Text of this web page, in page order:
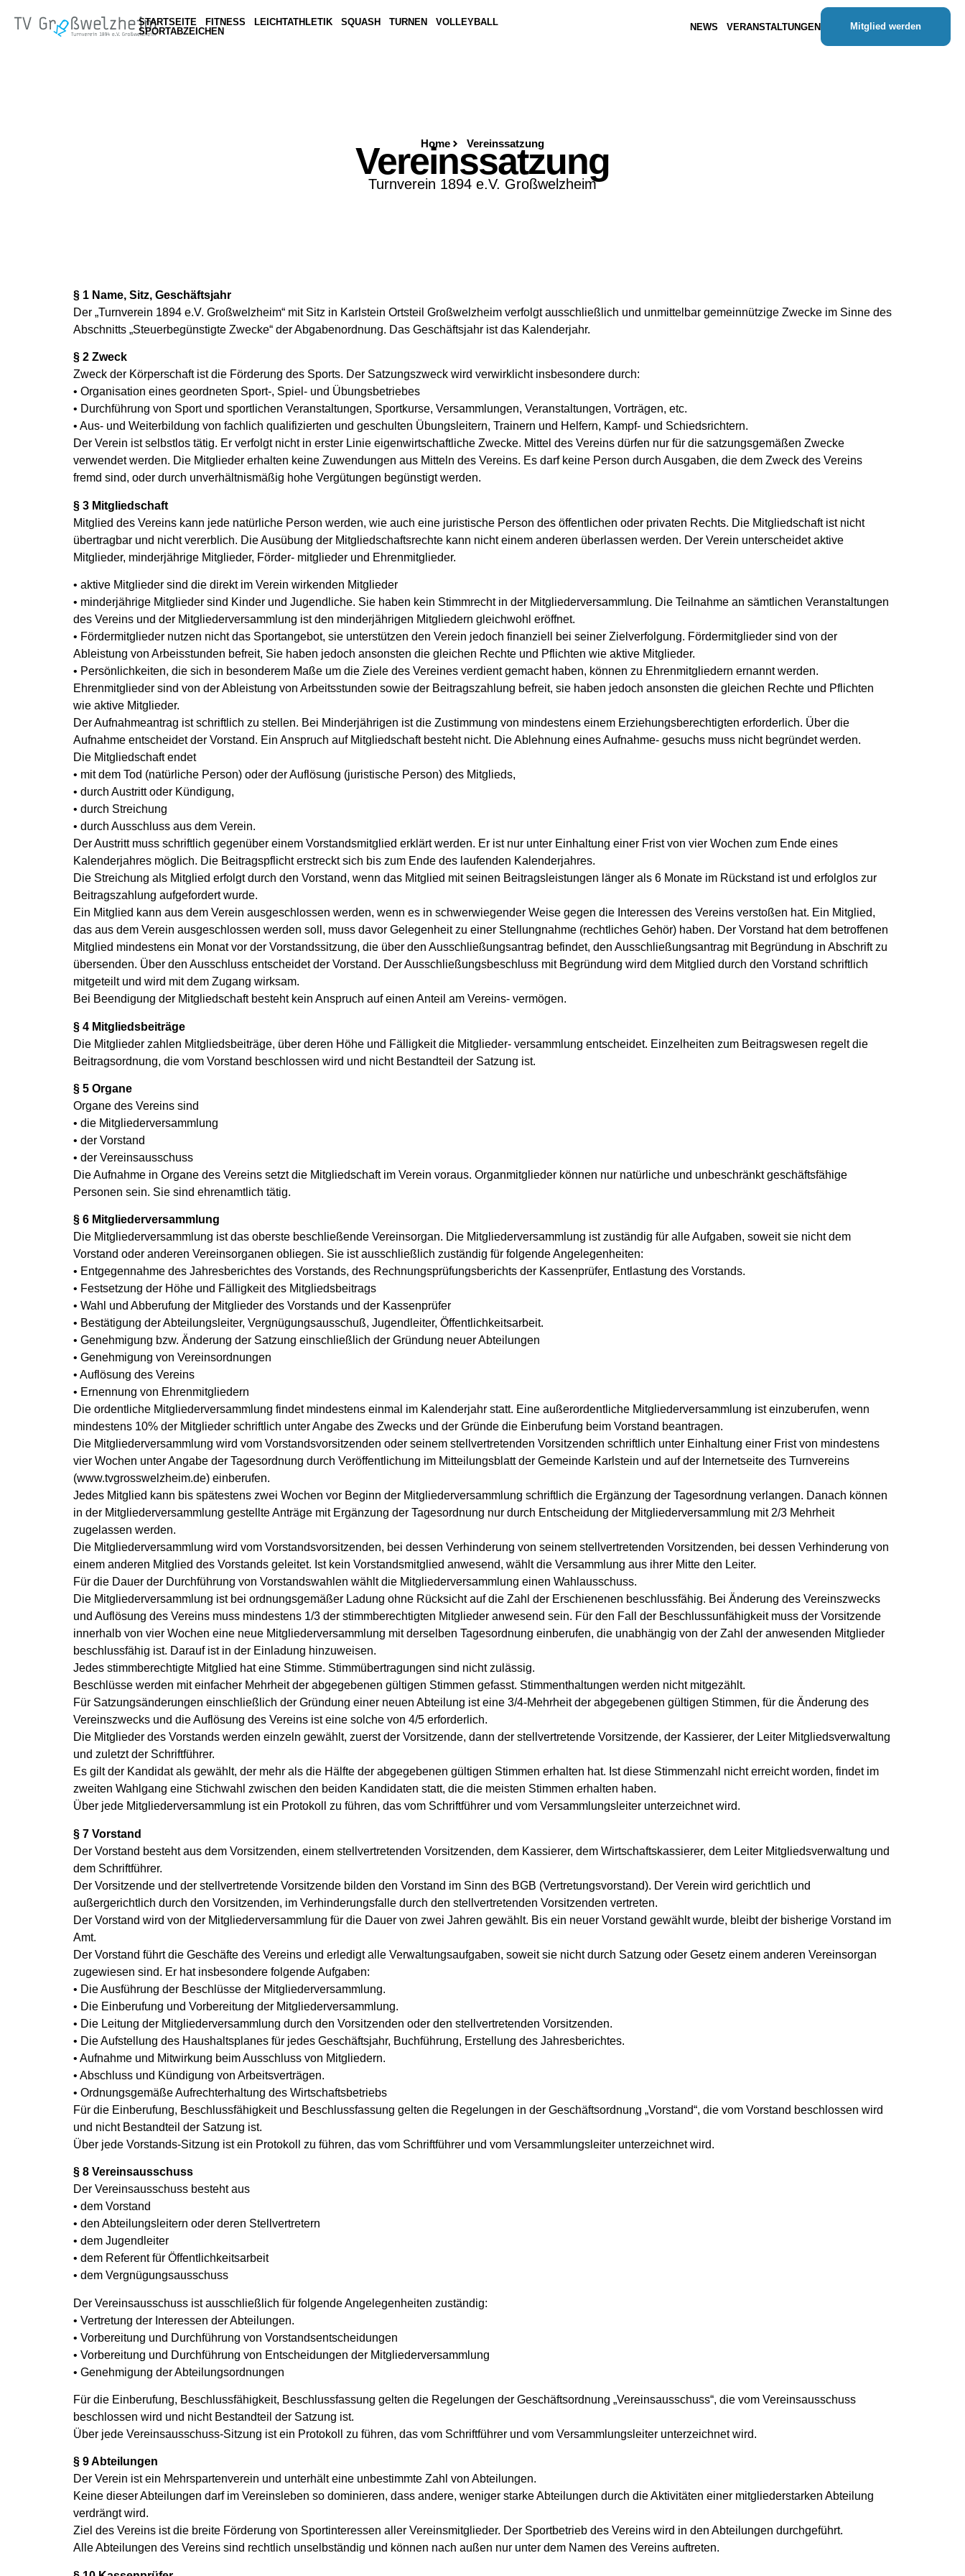
STARTSEITE FITNESS LEICHTATHLETIK SQUASH TURNEN
VOLLEYBALL
SPORTABZEICHEN
NEWS VERANSTALTUNGEN Mitglied werden
Home Vereinssatzung
Vereinssatzung
Turnverein 1894 e.V. Großwelzheim
§ 1 Name, Sitz, Geschäftsjahr
Der „Turnverein 1894 e.V. Großwelzheim“ mit Sitz in Karlstein Ortsteil Großwelzheim verfolgt ausschließlich und unmittelbar gemeinnützige Zwecke im Sinne des
Abschnitts „Steuerbegünstigte Zwecke“ der Abgabenordnung. Das Geschäftsjahr ist das Kalenderjahr.
§ 2 Zweck
Zweck der Körperschaft ist die Förderung des Sports. Der Satzungszweck wird verwirklicht insbesondere durch:
• Organisation eines geordneten Sport-, Spiel- und Übungsbetriebes
• Durchführung von Sport und sportlichen Veranstaltungen, Sportkurse, Versammlungen, Veranstaltungen, Vorträgen, etc.
• Aus- und Weiterbildung von fachlich qualifizierten und geschulten Übungsleitern, Trainern und Helfern, Kampf- und Schiedsrichtern.
Der Verein ist selbstlos tätig. Er verfolgt nicht in erster Linie eigenwirtschaftliche Zwecke. Mittel des Vereins dürfen nur für die satzungsgemäßen Zwecke
verwendet werden. Die Mitglieder erhalten keine Zuwendungen aus Mitteln des Vereins. Es darf keine Person durch Ausgaben, die dem Zweck des Vereins
fremd sind, oder durch unverhältnismäßig hohe Vergütungen begünstigt werden.
§ 3 Mitgliedschaft
Mitglied des Vereins kann jede natürliche Person werden, wie auch eine juristische Person des öffentlichen oder privaten Rechts. Die Mitgliedschaft ist nicht
übertragbar und nicht vererblich. Die Ausübung der Mitgliedschaftsrechte kann nicht einem anderen überlassen werden. Der Verein unterscheidet aktive
Mitglieder, minderjährige Mitglieder, Förder- mitglieder und Ehrenmitglieder.
• aktive Mitglieder sind die direkt im Verein wirkenden Mitglieder
• minderjährige Mitglieder sind Kinder und Jugendliche. Sie haben kein Stimmrecht in der Mitgliederversammlung. Die Teilnahme an sämtlichen Veranstaltungen
des Vereins und der Mitgliederversammlung ist den minderjährigen Mitgliedern gleichwohl eröffnet.
• Fördermitglieder nutzen nicht das Sportangebot, sie unterstützen den Verein jedoch finanziell bei seiner Zielverfolgung. Fördermitglieder sind von der
Ableistung von Arbeisstunden befreit, Sie haben jedoch ansonsten die gleichen Rechte und Pflichten wie aktive Mitglieder.
• Persönlichkeiten, die sich in besonderem Maße um die Ziele des Vereines verdient gemacht haben, können zu Ehrenmitgliedern ernannt werden.
Ehrenmitglieder sind von der Ableistung von Arbeitsstunden sowie der Beitragszahlung befreit, sie haben jedoch ansonsten die gleichen Rechte und Pflichten
wie aktive Mitglieder.
Der Aufnahmeantrag ist schriftlich zu stellen. Bei Minderjährigen ist die Zustimmung von mindestens einem Erziehungsberechtigten erforderlich. Über die
Aufnahme entscheidet der Vorstand. Ein Anspruch auf Mitgliedschaft besteht nicht. Die Ablehnung eines Aufnahme- gesuchs muss nicht begründet werden.
Die Mitgliedschaft endet
• mit dem Tod (natürliche Person) oder der Auflösung (juristische Person) des Mitglieds,
• durch Austritt oder Kündigung,
• durch Streichung
• durch Ausschluss aus dem Verein.
Der Austritt muss schriftlich gegenüber einem Vorstandsmitglied erklärt werden. Er ist nur unter Einhaltung einer Frist von vier Wochen zum Ende eines
Kalenderjahres möglich. Die Beitragspflicht erstreckt sich bis zum Ende des laufenden Kalenderjahres.
Die Streichung als Mitglied erfolgt durch den Vorstand, wenn das Mitglied mit seinen Beitragsleistungen länger als 6 Monate im Rückstand ist und erfolglos zur
Beitragszahlung aufgefordert wurde.
Ein Mitglied kann aus dem Verein ausgeschlossen werden, wenn es in schwerwiegender Weise gegen die Interessen des Vereins verstoßen hat. Ein Mitglied,
das aus dem Verein ausgeschlossen werden soll, muss davor Gelegenheit zu einer Stellungnahme (rechtliches Gehör) haben. Der Vorstand hat dem betroffenen
Mitglied mindestens ein Monat vor der Vorstandssitzung, die über den Ausschließungsantrag befindet, den Ausschließungsantrag mit Begründung in Abschrift zu
übersenden. Über den Ausschluss entscheidet der Vorstand. Der Ausschließungsbeschluss mit Begründung wird dem Mitglied durch den Vorstand schriftlich
mitgeteilt und wird mit dem Zugang wirksam.
Bei Beendigung der Mitgliedschaft besteht kein Anspruch auf einen Anteil am Vereins- vermögen.
§ 4 Mitgliedsbeiträge
Die Mitglieder zahlen Mitgliedsbeiträge, über deren Höhe und Fälligkeit die Mitglieder- versammlung entscheidet. Einzelheiten zum Beitragswesen regelt die
Beitragsordnung, die vom Vorstand beschlossen wird und nicht Bestandteil der Satzung ist.
§ 5 Organe
Organe des Vereins sind
• die Mitgliederversammlung
• der Vorstand
• der Vereinsausschuss
Die Aufnahme in Organe des Vereins setzt die Mitgliedschaft im Verein voraus. Organmitglieder können nur natürliche und unbeschränkt geschäftsfähige
Personen sein. Sie sind ehrenamtlich tätig.
§ 6 Mitgliederversammlung
Die Mitgliederversammlung ist das oberste beschließende Vereinsorgan. Die Mitgliederversammlung ist zuständig für alle Aufgaben, soweit sie nicht dem
Vorstand oder anderen Vereinsorganen obliegen. Sie ist ausschließlich zuständig für folgende Angelegenheiten:
• Entgegennahme des Jahresberichtes des Vorstands, des Rechnungsprüfungsberichts der Kassenprüfer, Entlastung des Vorstands.
• Festsetzung der Höhe und Fälligkeit des Mitgliedsbeitrags
• Wahl und Abberufung der Mitglieder des Vorstands und der Kassenprüfer
• Bestätigung der Abteilungsleiter, Vergnügungsausschuß, Jugendleiter, Öffentlichkeitsarbeit.
• Genehmigung bzw. Änderung der Satzung einschließlich der Gründung neuer Abteilungen
• Genehmigung von Vereinsordnungen
• Auflösung des Vereins
• Ernennung von Ehrenmitgliedern
Die ordentliche Mitgliederversammlung findet mindestens einmal im Kalenderjahr statt. Eine außerordentliche Mitgliederversammlung ist einzuberufen, wenn
mindestens 10% der Mitglieder schriftlich unter Angabe des Zwecks und der Gründe die Einberufung beim Vorstand beantragen.
Die Mitgliederversammlung wird vom Vorstandsvorsitzenden oder seinem stellvertretenden Vorsitzenden schriftlich unter Einhaltung einer Frist von mindestens
vier Wochen unter Angabe der Tagesordnung durch Veröffentlichung im Mitteilungsblatt der Gemeinde Karlstein und auf der Internetseite des Turnvereins
(www.tvgrosswelzheim.de) einberufen.
Jedes Mitglied kann bis spätestens zwei Wochen vor Beginn der Mitgliederversammlung schriftlich die Ergänzung der Tagesordnung verlangen. Danach können
in der Mitgliederversammlung gestellte Anträge mit Ergänzung der Tagesordnung nur durch Entscheidung der Mitgliederversammlung mit 2/3 Mehrheit
zugelassen werden.
Die Mitgliederversammlung wird vom Vorstandsvorsitzenden, bei dessen Verhinderung von seinem stellvertretenden Vorsitzenden, bei dessen Verhinderung von
einem anderen Mitglied des Vorstands geleitet. Ist kein Vorstandsmitglied anwesend, wählt die Versammlung aus ihrer Mitte den Leiter.
Für die Dauer der Durchführung von Vorstandswahlen wählt die Mitgliederversammlung einen Wahlausschuss.
Die Mitgliederversammlung ist bei ordnungsgemäßer Ladung ohne Rücksicht auf die Zahl der Erschienenen beschlussfähig. Bei Änderung des Vereinszwecks
und Auflösung des Vereins muss mindestens 1/3 der stimmberechtigten Mitglieder anwesend sein. Für den Fall der Beschlussunfähigkeit muss der Vorsitzende
innerhalb von vier Wochen eine neue Mitgliederversammlung mit derselben Tagesordnung einberufen, die unabhängig von der Zahl der anwesenden Mitglieder
beschlussfähig ist. Darauf ist in der Einladung hinzuweisen.
Jedes stimmberechtigte Mitglied hat eine Stimme. Stimmübertragungen sind nicht zulässig.
Beschlüsse werden mit einfacher Mehrheit der abgegebenen gültigen Stimmen gefasst. Stimmenthaltungen werden nicht mitgezählt.
Für Satzungsänderungen einschließlich der Gründung einer neuen Abteilung ist eine 3/4-Mehrheit der abgegebenen gültigen Stimmen, für die Änderung des
Vereinszwecks und die Auflösung des Vereins ist eine solche von 4/5 erforderlich.
Die Mitglieder des Vorstands werden einzeln gewählt, zuerst der Vorsitzende, dann der stellvertretende Vorsitzende, der Kassierer, der Leiter Mitgliedsverwaltung
und zuletzt der Schriftführer.
Es gilt der Kandidat als gewählt, der mehr als die Hälfte der abgegebenen gültigen Stimmen erhalten hat. Ist diese Stimmenzahl nicht erreicht worden, findet im
zweiten Wahlgang eine Stichwahl zwischen den beiden Kandidaten statt, die die meisten Stimmen erhalten haben.
Über jede Mitgliederversammlung ist ein Protokoll zu führen, das vom Schriftführer und vom Versammlungsleiter unterzeichnet wird.
§ 7 Vorstand
Der Vorstand besteht aus dem Vorsitzenden, einem stellvertretenden Vorsitzenden, dem Kassierer, dem Wirtschaftskassierer, dem Leiter Mitgliedsverwaltung und
dem Schriftführer.
Der Vorsitzende und der stellvertretende Vorsitzende bilden den Vorstand im Sinn des BGB (Vertretungsvorstand). Der Verein wird gerichtlich und
außergerichtlich durch den Vorsitzenden, im Verhinderungsfalle durch den stellvertretenden Vorsitzenden vertreten.
Der Vorstand wird von der Mitgliederversammlung für die Dauer von zwei Jahren gewählt. Bis ein neuer Vorstand gewählt wurde, bleibt der bisherige Vorstand im
Amt.
Der Vorstand führt die Geschäfte des Vereins und erledigt alle Verwaltungsaufgaben, soweit sie nicht durch Satzung oder Gesetz einem anderen Vereinsorgan
zugewiesen sind. Er hat insbesondere folgende Aufgaben:
• Die Ausführung der Beschlüsse der Mitgliederversammlung.
• Die Einberufung und Vorbereitung der Mitgliederversammlung.
• Die Leitung der Mitgliederversammlung durch den Vorsitzenden oder den stellvertretenden Vorsitzenden.
• Die Aufstellung des Haushaltsplanes für jedes Geschäftsjahr, Buchführung, Erstellung des Jahresberichtes.
• Aufnahme und Mitwirkung beim Ausschluss von Mitgliedern.
• Abschluss und Kündigung von Arbeitsverträgen.
• Ordnungsgemäße Aufrechterhaltung des Wirtschaftsbetriebs
Für die Einberufung, Beschlussfähigkeit und Beschlussfassung gelten die Regelungen in der Geschäftsordnung „Vorstand“, die vom Vorstand beschlossen wird
und nicht Bestandteil der Satzung ist.
Über jede Vorstands-Sitzung ist ein Protokoll zu führen, das vom Schriftführer und vom Versammlungsleiter unterzeichnet wird.
§ 8 Vereinsausschuss
Der Vereinsausschuss besteht aus
• dem Vorstand
• den Abteilungsleitern oder deren Stellvertretern
• dem Jugendleiter
• dem Referent für Öffentlichkeitsarbeit
• dem Vergnügungsausschuss
Der Vereinsausschuss ist ausschließlich für folgende Angelegenheiten zuständig:
• Vertretung der Interessen der Abteilungen.
• Vorbereitung und Durchführung von Vorstandsentscheidungen
• Vorbereitung und Durchführung von Entscheidungen der Mitgliederversammlung
• Genehmigung der Abteilungsordnungen
Für die Einberufung, Beschlussfähigkeit, Beschlussfassung gelten die Regelungen der Geschäftsordnung „Vereinsausschuss“, die vom Vereinsausschuss
beschlossen wird und nicht Bestandteil der Satzung ist.
Über jede Vereinsausschuss-Sitzung ist ein Protokoll zu führen, das vom Schriftführer und vom Versammlungsleiter unterzeichnet wird.
§ 9 Abteilungen
Der Verein ist ein Mehrspartenverein und unterhält eine unbestimmte Zahl von Abteilungen.
Keine dieser Abteilungen darf im Vereinsleben so dominieren, dass andere, weniger starke Abteilungen durch die Aktivitäten einer mitgliederstarken Abteilung
verdrängt wird.
Ziel des Vereins ist die breite Förderung von Sportinteressen aller Vereinsmitglieder. Der Sportbetrieb des Vereins wird in den Abteilungen durchgeführt.
Alle Abteilungen des Vereins sind rechtlich unselbständig und können nach außen nur unter dem Namen des Vereins auftreten.